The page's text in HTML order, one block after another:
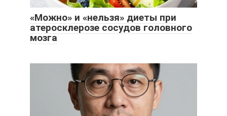
«Можно» и «нельзя» диеты при
атеросклерозе сосудов головного
мозга